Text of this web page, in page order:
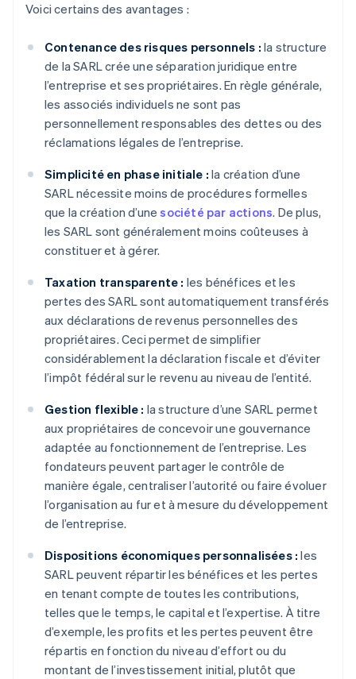
Voici certains des avantages :
Contenance des risques personnels : la structure
de la SARL crée une séparation juridique entre
l’entreprise et ses propriétaires. En règle générale,
les associés individuels ne sont pas
personnellement responsables des dettes ou des
réclamations légales de l’entreprise.
Simplicité en phase initiale : la création d’une
SARL nécessite moins de procédures formelles
que la création d’unesociété par actions. De plus,
les SARL sont généralement moins coûteuses à
constituer et à gérer.
Taxation transparente : les bénéfices et les
pertes des SARL sont automatiquement transférés
aux déclarations de revenus personnelles des
propriétaires. Ceci permet de simplifier
considérablement la déclaration fiscale et d’éviter
l’impôt fédéral sur le revenu au niveau de l’entité.
Gestion flexible : la structure d’une SARL permet
aux propriétaires de concevoir une gouvernance
adaptée au fonctionnement de l’entreprise. Les
fondateurs peuvent partager le contrôle de
manière égale, centraliser l’autorité ou faire évoluer
l’organisation au fur et à mesure du développement
de l’entreprise.
Dispositions économiques personnalisées : les
SARL peuvent répartir les bénéfices et les pertes
en tenant compte de toutes les contributions,
telles que le temps, le capital et l’expertise. À titre
d’exemple, les profits et les pertes peuvent être
répartis en fonction du niveau d’effort ou du
montant de l’investissement initial, plutôt que